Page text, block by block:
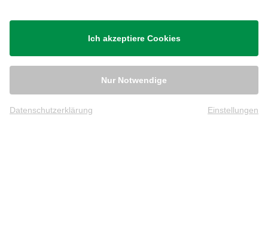
Versand
Ich akzeptiere Cookies
Nur Notwendige
Datenschutzerklärung Einstellungen